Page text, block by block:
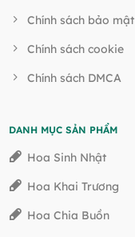
Chính sách bảo mật
Chính sách cookie
Chính sách DMCA
DANH MỤC SẢN PHẨM
Hoa Sinh Nhật
Hoa Khai Trương
Hoa Chia Buồn